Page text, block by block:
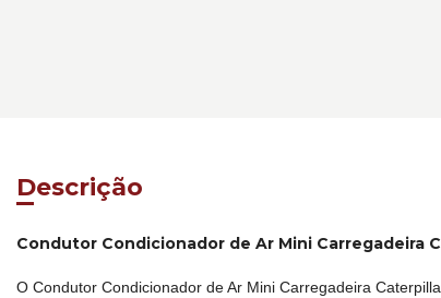
Descrição
Condutor Condicionador de Ar Mini Carregadeira
O Condutor Condicionador de Ar Mini Carregadeira